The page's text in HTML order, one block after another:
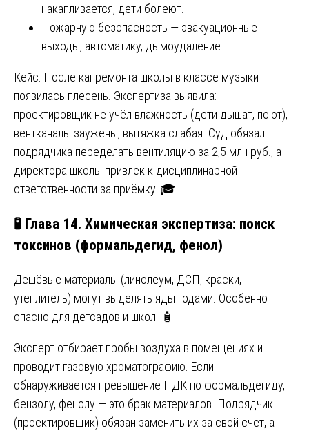
накапливается, дети болеют.
Пожарную безопасность — эвакуационные
выходы, автоматику, дымоудаление.
Кейс: После капремонта школы в классе музыки
появилась плесень. Экспертиза выявила:
проектировщик не учёл влажность (дети дышат, поют),
вентканалы заужены, вытяжка слабая. Суд обязал
подрядчика переделать вентиляцию за 2,5 млн руб., а
директора школы привлёк к дисциплинарной
ответственности за приёмку. 🎓
🧪 Глава 14. Химическая экспертиза: поиск
токсинов (формальдегид, фенол)
Дешёвые материалы (линолеум, ДСП, краски,
утеплитель) могут выделять яды годами. Особенно
опасно для детсадов и школ. 🧴
Эксперт отбирает пробы воздуха в помещениях и
проводит газовую хроматографию. Если
обнаруживается превышение ПДК по формальдегиду,
бензолу, фенолу — это брак материалов. Подрядчик
(проектировщик) обязан заменить их за свой счет, а